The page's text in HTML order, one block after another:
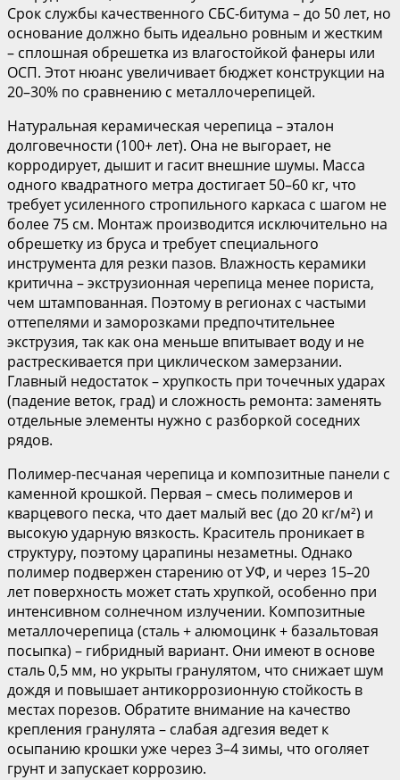
Срок службы качественного СБС-битума – до 50 лет, но
основание должно быть идеально ровным и жестким
– сплошная обрешетка из влагостойкой фанеры или
ОСП. Этот нюанс увеличивает бюджет конструкции на
20–30% по сравнению с металлочерепицей.
Натуральная керамическая черепица – эталон
долговечности (100+ лет). Она не выгорает, не
корродирует, дышит и гасит внешние шумы. Масса
одного квадратного метра достигает 50–60 кг, что
требует усиленного стропильного каркаса с шагом не
более 75 см. Монтаж производится исключительно на
обрешетку из бруса и требует специального
инструмента для резки пазов. Влажность керамики
критична – экструзионная черепица менее пориста,
чем штампованная. Поэтому в регионах с частыми
оттепелями и заморозками предпочтительнее
экструзия, так как она меньше впитывает воду и не
растрескивается при циклическом замерзании.
Главный недостаток – хрупкость при точечных ударах
(падение веток, град) и сложность ремонта: заменять
отдельные элементы нужно с разборкой соседних
рядов.
Полимер-песчаная черепица и композитные панели с
каменной крошкой. Первая – смесь полимеров и
кварцевого песка, что дает малый вес (до 20 кг/м²) и
высокую ударную вязкость. Краситель проникает в
структуру, поэтому царапины незаметны. Однако
полимер подвержен старению от УФ, и через 15–20
лет поверхность может стать хрупкой, особенно при
интенсивном солнечном излучении. Композитные
металлочерепица (сталь + алюмоцинк + базальтовая
посыпка) – гибридный вариант. Они имеют в основе
сталь 0,5 мм, но укрыты гранулятом, что снижает шум
дождя и повышает антикоррозионную стойкость в
местах порезов. Обратите внимание на качество
крепления гранулята – слабая адгезия ведет к
осыпанию крошки уже через 3–4 зимы, что оголяет
грунт и запускает коррозию.